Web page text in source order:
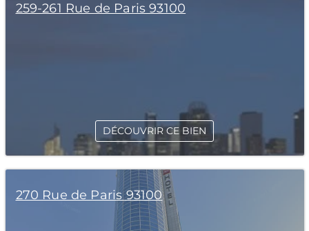
259-261 Rue de Paris 93100
DÉCOUVRIR CE BIEN
270 Rue de Paris 93100